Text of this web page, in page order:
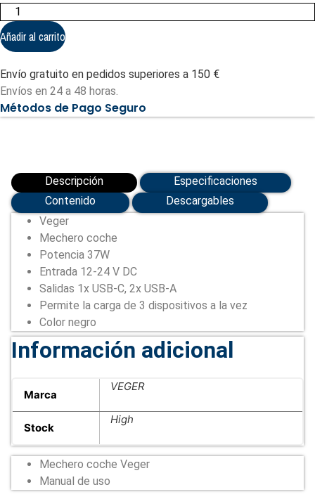
VEGER
-
Mechero
coche
(VG-
2A1C)
cantidad
Añadir al carrito
Envío gratuito en pedidos superiores a 150 €
Envíos en 24 a 48 horas.
Métodos de Pago Seguro
Descripción
Especificaciones
Contenido
Descargables
Veger
Mechero coche
Potencia 37W
Entrada 12-24 V DC
Salidas 1x USB-C, 2x USB-A
Permite la carga de 3 dispositivos a la vez
Color negro
Información adicional
Marca
VEGER
Stock
High
Mechero coche Veger
Manual de uso